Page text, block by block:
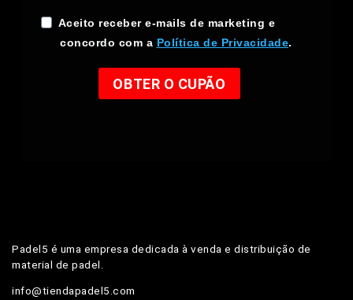
Aceito receber e-mails de marketing e
concordo com a Política de Privacidade.
OBTER O CUPÃO
Padel5 é uma empresa dedicada à venda e distribuição de
material de padel.
info@tiendapadel5.com